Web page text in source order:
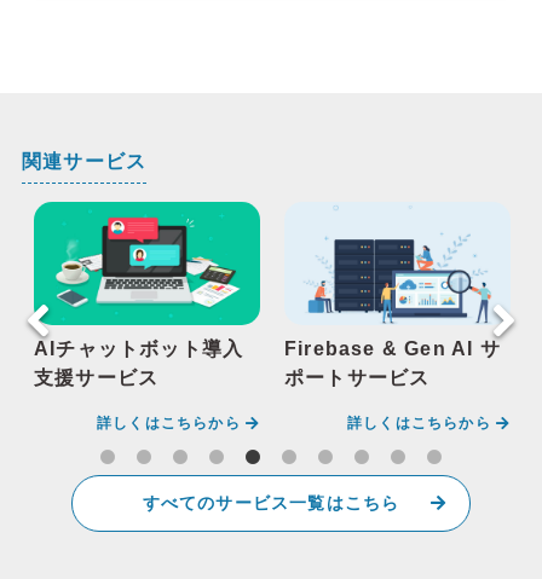
関連サービス
AIチャットボット導入
支援サービス
詳しくはこちらから
Firebase & Gen AI サ
ポートサービス
詳しくはこちらから
すべてのサービス一覧はこちら